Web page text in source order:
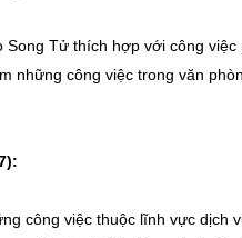
Song Tử thích hợp với công
những công việc trong văn
công việc thuộc lĩnh vực dịch